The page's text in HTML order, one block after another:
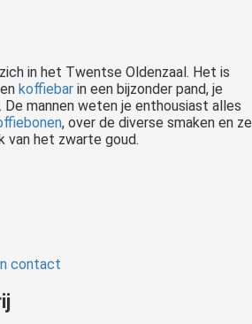
in het Twentse Oldenzaal. Het is
koffiebar in een bijzonder pand, je
De mannen weten je enthousiast alles
, over de diverse smaken en ze
van het zwarte goud.
contact